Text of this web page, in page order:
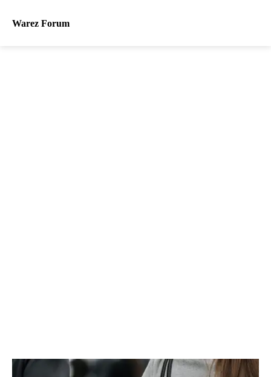
Warez Forum